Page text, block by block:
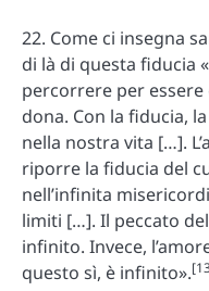
22. Come ci insegna
di là di questa fiducia
percorrere per
dona. Con la fiducia,
nella nostra vita […].
riporre la fiducia del
nell’infinita
limiti […]. Il peccato
infinito. Invece,
questo sì, è infinito».